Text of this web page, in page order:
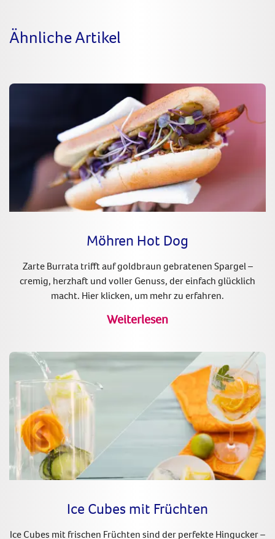
Ähnliche Artikel
Möhren Hot Dog
Zarte Burrata trifft auf goldbraun gebratenen Spargel –
cremig, herzhaft und voller Genuss, der einfach glücklich
macht. Hier klicken, um mehr zu erfahren.
Weiterlesen
Ice Cubes mit Früchten
Ice Cubes mit frischen Früchten sind der perfekte Hingucker –